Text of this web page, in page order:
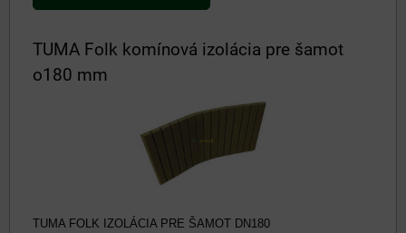
TUMA Folk komínová izolácia pre šamot
o180 mm
TUMA FOLK IZOLÁCIA PRE ŠAMOT DN180